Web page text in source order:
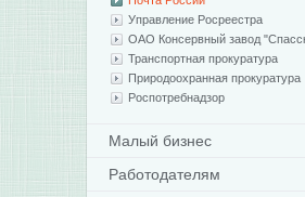
Управление Росреестра
ОАО Консервный завод
Транспортная прокуратура
Природоохранная прокуратура
Роспотребнадзор
Малый бизнес
Работодателям